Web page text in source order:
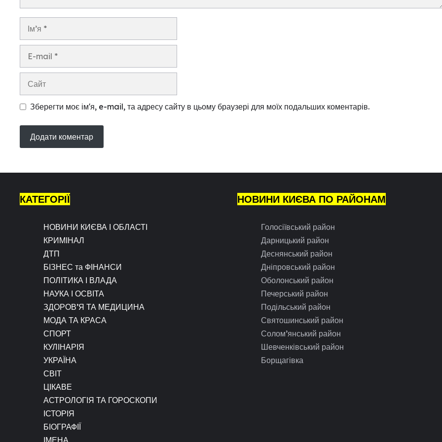
Зберегти моє ім'я, e-mail, та адресу сайту в цьому браузері для моїх подальших коментарів.
КАТЕГОРІЇ
НОВИНИ КИЄВА І ОБЛАСТІ
КРИМІНАЛ
ДТП
БІЗНЕС та ФІНАНСИ
ПОЛІТИКА І ВЛАДА
НАУКА І ОСВІТА
ЗДОРОВ’Я ТА МЕДИЦИНА
МОДА ТА КРАСА
СПОРТ
КУЛІНАРІЯ
УКРАЇНА
СВІТ
ЦІКАВЕ
АСТРОЛОГІЯ ТА ГОРОСКОПИ
ІСТОРІЯ
БІОГРАФІЇ
ІМЕНА
НОВИНИ КИЄВА ПО РАЙОНАМ
Голосіївський район
Дарницький район
Деснянський район
Дніпровський район
Оболонський район
Печерський район
Подільський район
Святошинський район
Солом’янський район
Шевченківський район
Борщагівка